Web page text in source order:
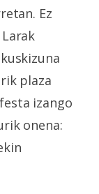
Ez
plaza
izango
onena: